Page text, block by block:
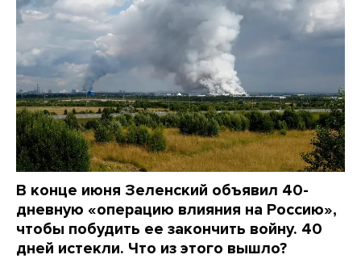
В конце июня Зеленский объявил 40-
дневную «операцию влияния на Россию»,
чтобы побудить ее закончить войну. 40
дней истекли. Что из этого вышло?